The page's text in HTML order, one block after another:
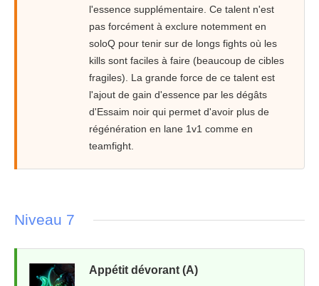
l'essence supplémentaire. Ce talent n'est
pas forcément à exclure notemment en
soloQ pour tenir sur de longs fights où les
kills sont faciles à faire (beaucoup de cibles
fragiles). La grande force de ce talent est
l'ajout de gain d'essence par les dégâts
d'Essaim noir qui permet d'avoir plus de
régénération en lane 1v1 comme en
teamfight.
Niveau 7
Appétit dévorant (A)